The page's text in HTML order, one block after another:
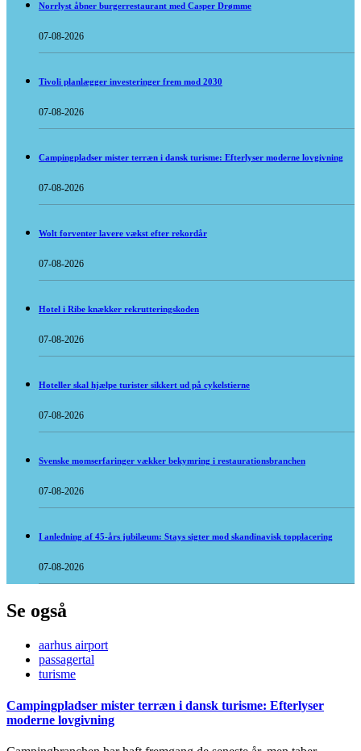
Norrlyst åbner burgerrestaurant med Casper Drømme
07-08-2026
Tivoli planlægger investeringer frem mod 2030
07-08-2026
Campingpladser mister terræn i dansk turisme: Efterlyser moderne lovgivning
07-08-2026
Wolt forventer lavere vækst efter rekordår
07-08-2026
Hotel i Ribe knækker rekrutteringskoden
07-08-2026
Hoteller skal hjælpe turister sikkert ud på cykelstierne
07-08-2026
Svenske momserfaringer vækker bekymring i restaurationsbranchen
07-08-2026
I anledning af 45-års jubilæum: Stays sigter mod skandinavisk topplacering
07-08-2026
Se også
aarhus airport
passagertal
turisme
Campingpladser mister terræn i dansk turisme: Efterlyser
moderne lovgivning